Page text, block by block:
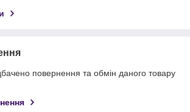
повернення та обмін даного товару